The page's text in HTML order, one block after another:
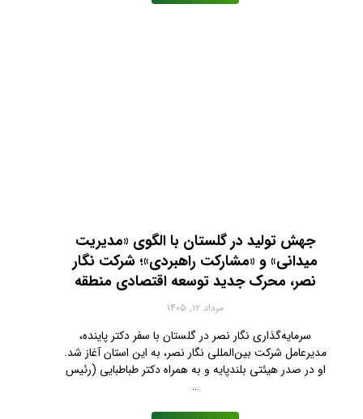
جهش تولید در گلستان با الگوی «مدیریت
میدانی» و «مشارکت راهبردی»؛ شرکت نگار
نصر، محرک جدید توسعه اقتصادی منطقه
مرداد ۱۲, ۱۴۰۵
سرمایه‌گذاری نگار نصر در گلستان با سفر دکتر پاینده،
مدیرعامل شرکت بین‌المللی نگار نصر، به این استان آغاز شد.
او در صدر هیئتی بلندپایه و به همراه دکتر طباطبایی (رئیس
…